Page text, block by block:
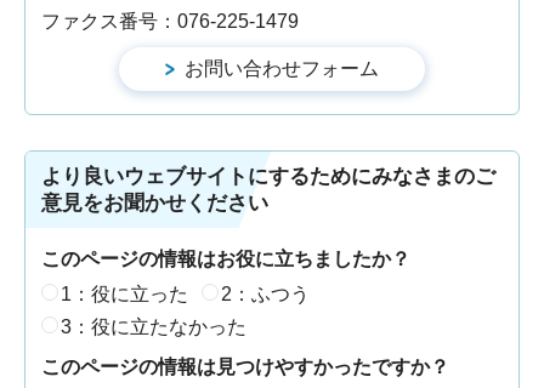
ファクス番号：076-225-1479
より良いウェブサイトにするためにみなさまのご
意見をお聞かせください
このページの情報はお役に立ちましたか？
1：役に立った
2：ふつう
3：役に立たなかった
このページの情報は見つけやすかったですか？